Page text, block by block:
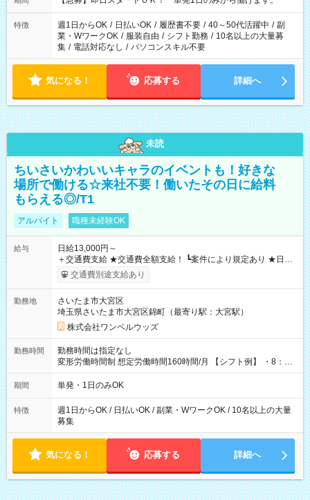
特徴 週1日からOK / 日払いOK / 履歴書不要 / 40～50代活躍中 / 副
業・WワークOK / 服装自由 / シフト勤務 / 10名以上の大量募
集 / 電話対応なし / パソコンスキル不要
気になる！ 応募する 詳細へ
未読
ちいさいかわいいキャラのイベントも！好きな
場所で働ける☆来社不要！働いたその日に給料
もらえる◎/T1
アルバイト 職種未経験OK
給与
日給13,000円～
＋交通費支給 ★交通費全額支給！ ┗案件により規定あり ★日払
いOK！（規定あり） ┗働いたその日に現金GET♪ お仕事後はコ
ンビニATMから 日払い分を引き落とせます！ 【試用期間】試
交通費別途支給あり
勤務地
さいたま市大宮区
埼玉県さいたま市大宮区錦町（最寄り駅：大宮駅）
株式会社ワンベルウッズ
勤務時間
勤務時間は指定なし
変形労働時間制 想定労働時間160時間/月 【シフト例】 ・8：00
～21：00
期間 単発・1日のみOK
特徴
週1日からOK / 日払いOK / 副業・WワークOK / 10名以上の大量
募集
気になる！ 応募する 詳細へ